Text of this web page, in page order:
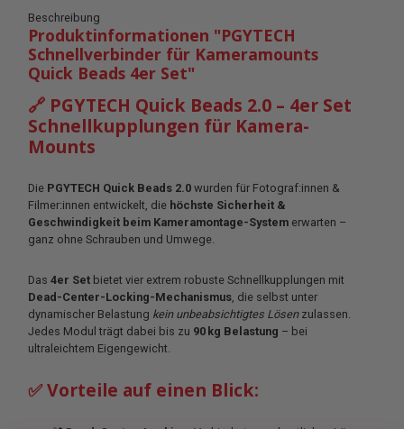
Beschreibung
Produktinformationen "PGYTECH
Schnellverbinder für Kameramounts
Quick Beads 4er Set"
🔗 PGYTECH Quick Beads 2.0 – 4er Set
Schnellkupplungen für Kamera-
Mounts
Die PGYTECH Quick Beads 2.0 wurden für Fotograf:innen &
Filmer:innen entwickelt, die höchste Sicherheit &
Geschwindigkeit beim Kameramontage-System erwarten –
ganz ohne Schrauben und Umwege.
Das 4er Set bietet vier extrem robuste Schnellkupplungen mit
Dead-Center-Locking-Mechanismus , die selbst unter
dynamischer Belastung kein unbeabsichtigtes Lösenzulassen.
Jedes Modul trägt dabei bis zu 90 kg Belastung – bei
ultraleichtem Eigengewicht.
✅ Vorteile auf einen Blick: